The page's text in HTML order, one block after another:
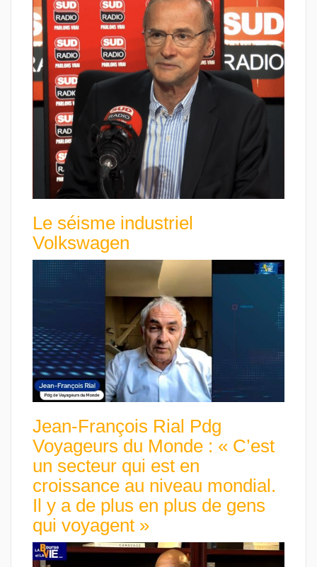
Le séisme industriel
Volkswagen
Jean-François Rial Pdg
Voyageurs du Monde : « C’est
un secteur qui est en
croissance au niveau mondial.
Il y a de plus en plus de gens
qui voyagent »